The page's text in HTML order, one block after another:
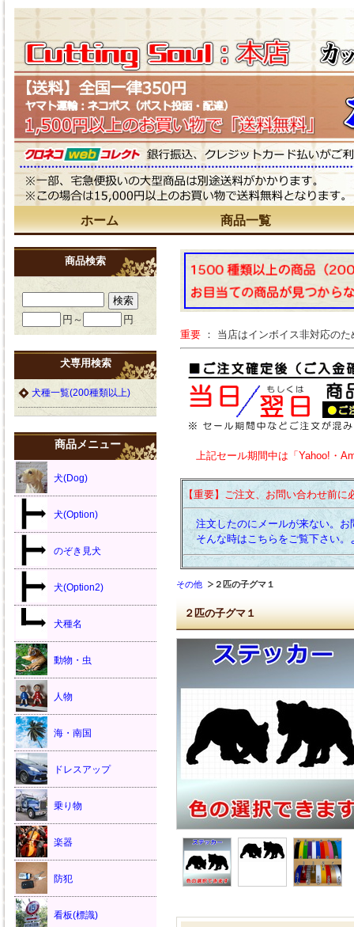
ホーム 商品一覧
重要 ： 当店はインボイス非対応の
上記セール期間中は「Yahoo!・
【重要】ご注文、お問い合わせ前に
注文したのにメールが来ない。お
そんな時はこちらをご覧下さい。
その他 ２匹の子グマ１
２匹の子グマ１
商品検索
円～ 円
犬専用検索
犬種一覧(200種類以上)
商品メニュー
犬(Dog)
犬(Option)
のぞき見犬
犬(Option2)
犬種名
動物・虫
人物
海・南国
ドレスアップ
乗り物
楽器
防犯
看板(標識)